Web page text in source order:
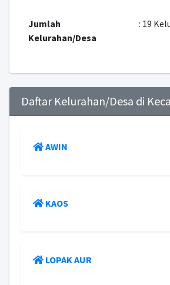
Jumlah
Kelurahan/Desa
: 19
Daftar Kelurahan/Desa di
AWIN
KAOS
LOPAK AUR